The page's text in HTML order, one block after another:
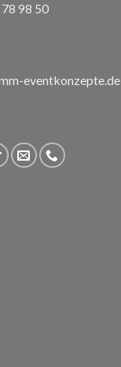
78 98 50
eventkonzepte.de